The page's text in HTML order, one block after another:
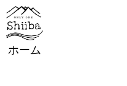
ホーム